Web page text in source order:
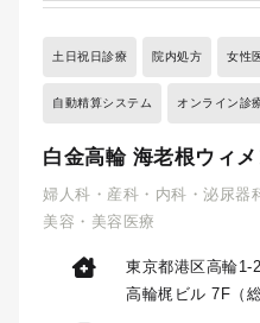
土日祝日診療 院内処方 女性
自動精算システム オンライン診
白金高輪 海老根ウィ
婦人科・産科・内科・泌尿器
美容・美容医療
東京都港区高輪1-
高輪梶ビル 7F（総